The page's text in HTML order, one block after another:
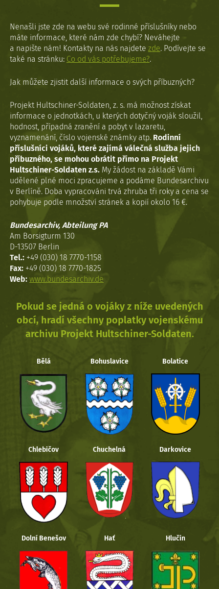
Nenašli jste zde na webu své rodinné příslušníky nebo
máte informace, které nám zde chybí? Neváhejte
a napište nám! Kontakty na nás najdete zde. Podívejte se
také na stránku: Co od vás potřebujeme?.
Jak můžete zjistit další informace o svých příbuzných?
Projekt Hultschiner-Soldaten, z. s. má možnost získat
informace o jednotkách, u kterých dotyčný voják sloužil,
hodnost, případná zranění a pobyt v lazaretu,
vyznamenání, číslo vojenské známky atp. Rodinní
příslušníci vojáků, které zajímá válečná služba jejich
příbuzného, se mohou obrátit přímo na Projekt
Hultschiner-Soldaten z.s. My žádost na základě Vámi
udělené plné moci zpracujeme a podáme Bundesarchivu
v Berlíně. Doba vypracováni trvá zhruba tři roky a cena se
pohybuje podle množství stránek a kopií okolo 16 €.
Bundesarchiv, Abteilung PA
Am Borsigturm 130
D-13507 Berlin
Tel.: +49 (030) 18 7770-1158
Fax: +49 (030) 18 7770-1825
Web: www.bundesarchiv.de
Pokud se jedná o vojáky z níže uvedených
obcí, hradí všechny poplatky vojenskému
archivu Projekt Hultschiner-Soldaten.
Bělá Bohuslavice Bolatice
Chlebičov Chuchelná Darkovice
Dolní Benešov Hať Hlučín